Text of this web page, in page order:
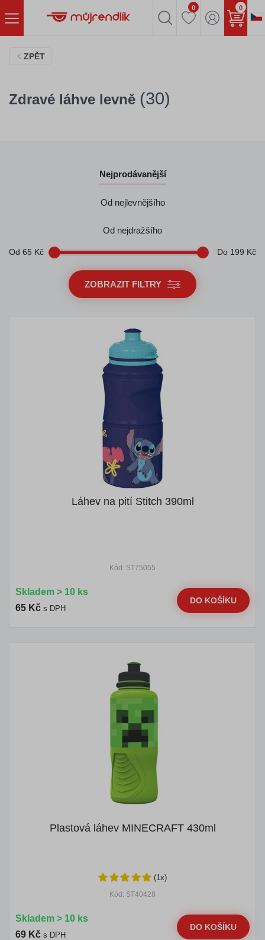
0 0
ZPĚT
Zdravé láhve levně (30)
Nejprodávanější
Od nejlevnějšího
Od nejdražšího
Od 65 Kč Do 199 Kč
ZOBRAZIT FILTRY
Láhev na pití Stitch 390ml
Kód: ST75055
Skladem > 10 ks
65 Kč s DPH
DO KOŠÍKU
Plastová láhev MINECRAFT 430ml
(1x)
Kód: ST40428
Skladem > 10 ks
69 Kč s DPH
DO KOŠÍKU